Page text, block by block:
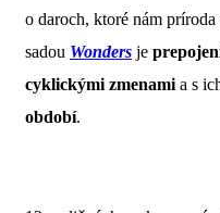
o daroch, ktoré nám
sadou Wonders je
cyklickými zmenami a s
období.